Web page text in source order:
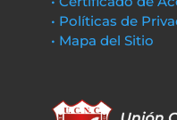
• Políticas de
• Mapa del Sitio